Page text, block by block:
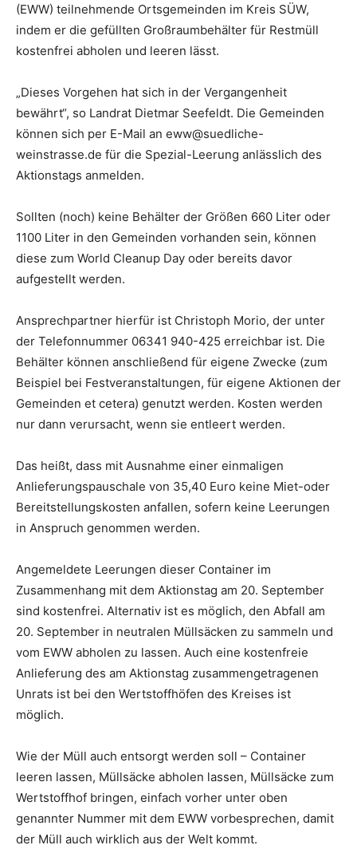
(EWW) teilnehmende Ortsgemeinden im Kreis SÜW,
indem er die gefüllten Großraumbehälter für Restmüll
kostenfrei abholen und leeren lässt.
„Dieses Vorgehen hat sich in der Vergangenheit
bewährt“, so Landrat Dietmar Seefeldt. Die Gemeinden
können sich per E-Mail an eww@suedliche-
weinstrasse.de für die Spezial-Leerung anlässlich des
Aktionstags anmelden.
Sollten (noch) keine Behälter der Größen 660 Liter oder
1100 Liter in den Gemeinden vorhanden sein, können
diese zum World Cleanup Day oder bereits davor
aufgestellt werden.
Ansprechpartner hierfür ist Christoph Morio, der unter
der Telefonnummer 06341 940-425 erreichbar ist. Die
Behälter können anschließend für eigene Zwecke (zum
Beispiel bei Festveranstaltungen, für eigene Aktionen der
Gemeinden et cetera) genutzt werden. Kosten werden
nur dann verursacht, wenn sie entleert werden.
Das heißt, dass mit Ausnahme einer einmaligen
Anlieferungspauschale von 35,40 Euro keine Miet-oder
Bereitstellungskosten anfallen, sofern keine Leerungen
in Anspruch genommen werden.
Angemeldete Leerungen dieser Container im
Zusammenhang mit dem Aktionstag am 20. September
sind kostenfrei. Alternativ ist es möglich, den Abfall am
20. September in neutralen Müllsäcken zu sammeln und
vom EWW abholen zu lassen. Auch eine kostenfreie
Anlieferung des am Aktionstag zusammengetragenen
Unrats ist bei den Wertstoffhöfen des Kreises ist
möglich.
Wie der Müll auch entsorgt werden soll – Container
leeren lassen, Müllsäcke abholen lassen, Müllsäcke zum
Wertstoffhof bringen, einfach vorher unter oben
genannter Nummer mit dem EWW vorbesprechen, damit
der Müll auch wirklich aus der Welt kommt.